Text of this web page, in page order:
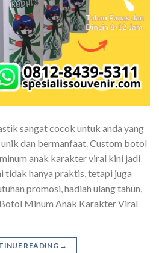
sangat cocok untuk anda yang
dan bermanfaat. Custom botol
anak karakter viral kini jadi
tidak hanya praktis, tetapi juga
promosi, hadiah ulang tahun,
Minum Anak Karakter Viral
READING →